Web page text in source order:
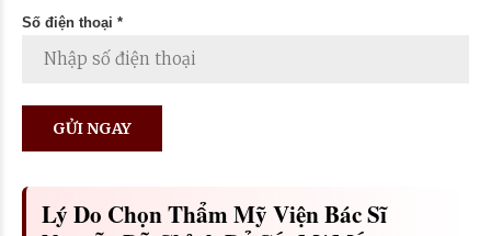
Số điện thoại *
Lý Do Chọn Thẩm Mỹ Viện Bác Sĩ